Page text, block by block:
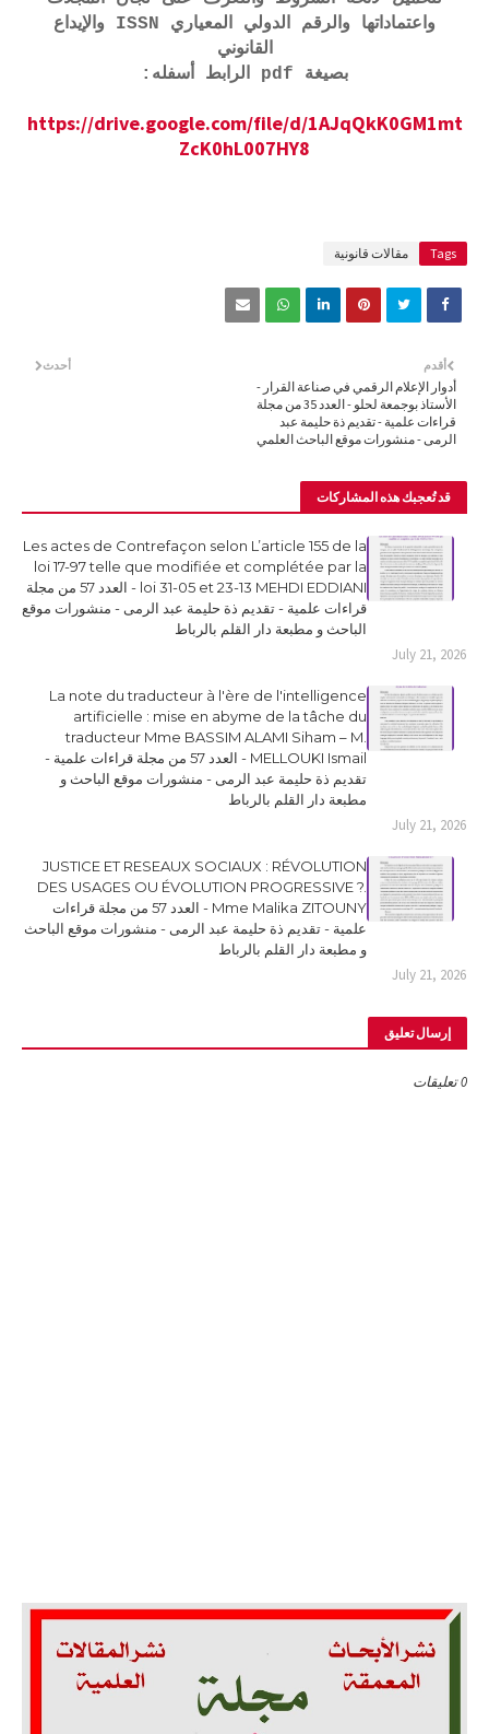
واعتماداتها والرقم الدولي المعياري ISSN والإيداع
القانوني
بصيغة pdf الرابط أسفله:
https://drive.google.com/file/d/1AJqQkK0GM1mt
ZcK0hL007HY8
Tags مقالات قانونية
أحدث أقدم
أدوار الإعلام الرقمي في صناعة القرار -
الأستاذ بوجمعة لحلو - العدد 35 من مجلة
قراءات علمية - تقديم ذة حليمة عبد
الرمى - منشورات موقع الباحث العلمي
قد تُعجبك هذه المشاركات
Les actes de Contrefaçon selon L’article 155 de la
loi 17-97 telle que modifiée et complétée par la
loi 31-05 et 23-13 MEHDI EDDIANI - العدد 57 من مجلة
قراءات علمية - تقديم ذة حليمة عبد الرمى - منشورات موقع
الباحث و مطبعة دار القلم بالرباط
July 21, 2026
La note du traducteur à l'ère de l'intelligence
artificielle : mise en abyme de la tâche du
traducteur Mme BASSIM ALAMI Siham – M.
MELLOUKI Ismail - العدد 57 من مجلة قراءات علمية -
تقديم ذة حليمة عبد الرمى - منشورات موقع الباحث و
مطبعة دار القلم بالرباط
July 21, 2026
JUSTICE ET RESEAUX SOCIAUX : RÉVOLUTION
DES USAGES OU ÉVOLUTION PROGRESSIVE ?.
Mme Malika ZITOUNY - العدد 57 من مجلة قراءات
علمية - تقديم ذة حليمة عبد الرمى - منشورات موقع الباحث
و مطبعة دار القلم بالرباط
July 21, 2026
إرسال تعليق
0 تعليقات